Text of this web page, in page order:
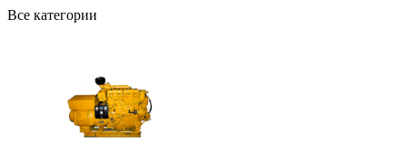
Все категории